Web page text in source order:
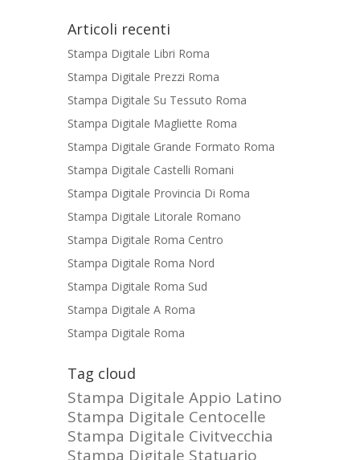
Articoli recenti
Stampa Digitale Libri Roma
Stampa Digitale Prezzi Roma
Stampa Digitale Su Tessuto Roma
Stampa Digitale Magliette Roma
Stampa Digitale Grande Formato Roma
Stampa Digitale Castelli Romani
Stampa Digitale Provincia Di Roma
Stampa Digitale Litorale Romano
Stampa Digitale Roma Centro
Stampa Digitale Roma Nord
Stampa Digitale Roma Sud
Stampa Digitale A Roma
Stampa Digitale Roma
Tag cloud
Stampa Digitale Appio Latino
Stampa Digitale Centocelle
Stampa Digitale Civitvecchia
Stampa Digitale Statuario